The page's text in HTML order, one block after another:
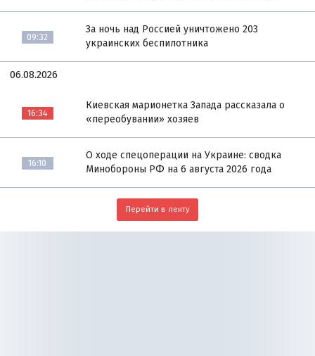
09:32
За ночь над Россией уничтожено 203
украинских беспилотника
06.08.2026
16:34
Киевская марионетка Запада рассказала о
«переобувании» хозяев
16:10
О ходе спецоперации на Украине: сводка
Минобороны РФ на 6 августа 2026 года
Перейти в ленту